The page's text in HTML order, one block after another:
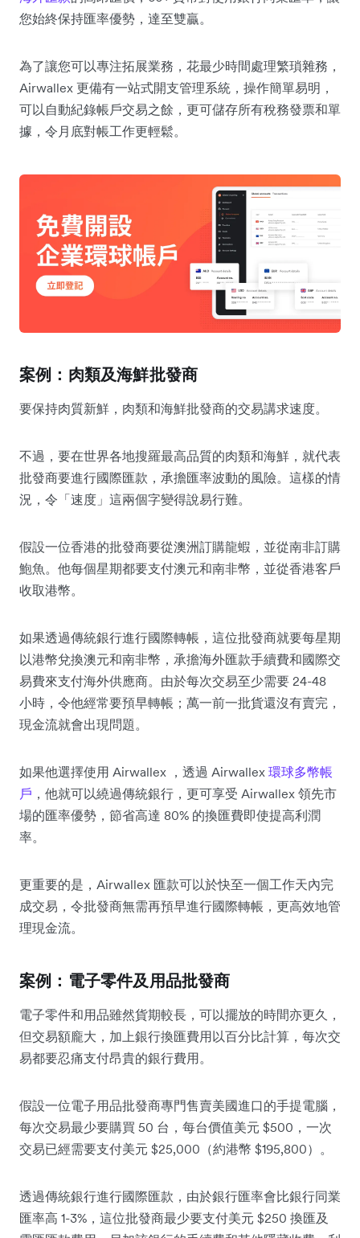
您始終保持匯率優勢，達至雙贏。
為了讓您可以專注拓展業務，花最少時間處理繁瑣雜務，
Airwallex 更備有一站式開支管理系統，操作簡單易明，
可以自動紀錄帳戶交易之餘，更可儲存所有稅務發票和單
據，令月底對帳工作更輕鬆。
案例：肉類及海鮮批發商
要保持肉質新鮮，肉類和海鮮批發商的交易講求速度。
不過，要在世界各地搜羅最高品質的肉類和海鮮，就代表
批發商要進行國際匯款，承擔匯率波動的風險。這樣的情
況，令「速度」這兩個字變得說易行難。
假設一位香港的批發商要從澳洲訂購龍蝦，並從南非訂購
鮑魚。他每個星期都要支付澳元和南非幣，並從香港客戶
收取港幣。
如果透過傳統銀行進行國際轉帳，這位批發商就要每星期
以港幣兌換澳元和南非幣，承擔海外匯款手續費和國際交
易費來支付海外供應商。由於每次交易至少需要 24-48
小時，令他經常要預早轉帳；萬一前一批貨還沒有賣完，
現金流就會出現問題。
如果他選擇使用 Airwallex ，透過 Airwallex 環球多幣帳
戶 ，他就可以繞過傳統銀行，更可享受 Airwallex 領先市
場的匯率優勢，節省高達 80% 的換匯費即使提高利潤
率。
更重要的是，Airwallex 匯款可以於快至一個工作天內完
成交易，令批發商無需再預早進行國際轉帳，更高效地管
理現金流。
案例：電子零件及用品批發商
電子零件和用品雖然貨期較長，可以擺放的時間亦更久，
但交易額龐大，加上銀行換匯費用以百分比計算，每次交
易都要忍痛支付昂貴的銀行費用。
假設一位電子用品批發商專門售賣美國進口的手提電腦，
每次交易最少要購買 50 台，每台價值美元 $500，一次
交易已經需要支付美元 $25,000（約港幣 $195,800）。
透過傳統銀行進行國際匯款，由於銀行匯率會比銀行同業
匯率高 1-3%，這位批發商最少要支付美元 $250 換匯及